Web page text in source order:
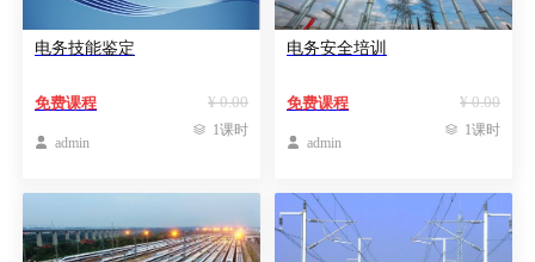
电务技能鉴定
¥ 0.00
免费课程
 admin
 1课时
电务安全培训
¥ 0.00
免费课程
 admin
 1课时